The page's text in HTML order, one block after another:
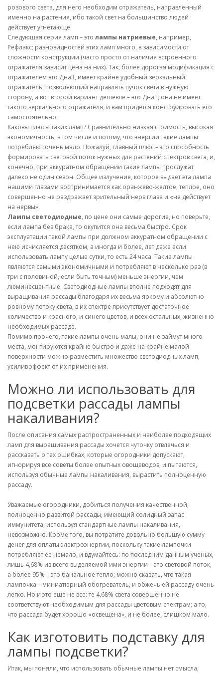
розового света, для него необходим отражатель, направленный
именно на растения, ибо такой свет на большинство людей
действует угнетающе.
Следующая серия ламп – это лампы натриевые, например,
Рефлакс; разновидностей этих ламп много, в зависимости от
сложности конструкции (часто просто от наличия встроенного
отражателя зависит цена на них). Так, более дорогая модификация с
отражателем это Дна3, имеет крайне удобный зеркальный
отражатель, позволяющий направлять пучок света в нужную
сторону, а вот второй вариант дешевле – это ДнаТ, она не имеет
такого зеркального отражателя, и вам придется конструировать его
самостоятельно.
Каковы плюсы таких ламп? Сравнительно низкая стоимость, высокая
экономичность, в том числе и потому, что энергии такие лампы
потребляют очень мало. Пожалуй, главный плюс – это способность
формировать световой поток нужных для растений спектров света, и,
конечно, при аккуратном обращении такие лампы прослужат
далеко не один сезон. Общее излучение, которое выдает эта лампа
нашими глазами воспринимается как оранжево-желтое, теплое, оно
совершенно не раздражает зрительный нерв глаза и «не действует
на нервы».
Лампы светодиодные, по цене они самые дорогие, но поверьте,
если лампа без брака, то окупится она весьма быстро. Срок
эксплуатации такой лампы при должном аккуратном обращении с
нею исчисляется десятком, а иногда и более, лет даже если
использовать лампу целые сутки, то есть 24 часа. Такие лампы
являются самыми экономичными и потребляют в несколько раз (в
три с половиной, если быть точным) меньше энергии, чем
люминесцентные. Светодиодные лампы вполне подходят для
выращивания рассады благодаря их весьма яркому и абсолютно
ровному потоку света, в их спектре присутствует достаточное
количество и красного, и синего цветов, и всех остальных, жизненно
необходимых рассаде.
Помимо прочего, такие лампы очень малы, они не займут много
места, монтируются крайне быстро и даже на крайне малой
поверхности можно разместить множество светодиодных ламп,
усилив эффект от их применения.
Можно ли использовать для
подсветки рассады лампы
накаливания?
После описания самых распространенных и наиболее подходящих
ламп для выращивания рассады хочется чуточку отвлечься и
рассказать о тех ошибках, которые огородники допускают,
игнорируя все советы более опытных овощеводов, и пытаются,
используя обычные лампы накаливания, вырастить полноценную
рассаду.
Уважаемые огородники, добиться получения качественной,
полноценно развитой рассады, имеющий солидный запас
иммунитета, используя стандартные лампы накаливания,
невозможно. Кроме того, вы потратите довольно большую сумму
денег для оплаты электроэнергии, поскольку такие лампочки
потребляют ее немало, и вдумайтесь: по последним данным ученых,
лишь 4,68% из всего выделяемой ими энергии – это световой поток,
а более 95% – это банальное тепло; можно сказать, что такая
лампочка – миниатюрный обогреватель, и обжечь ей рассаду очень
легко. Но и это еще не все: те 4,68% света совершенно не
соответствуют необходимым для рассады цветовым спектрам; а то,
что рассада будет хорошо «освещена», и не более, слишком мало.
Как изготовить подставку для
лампы подсветки?
Итак, мы поняли, что использовать обычные лампы нет смысла,